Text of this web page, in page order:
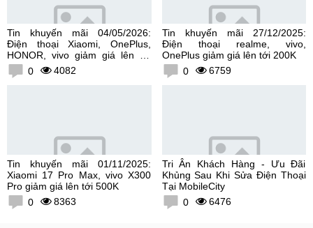
Tin khuyến mãi 04/05/2026:
Điện thoại Xiaomi, OnePlus,
HONOR, vivo giảm giá lên tới
300K0 4082
Tin khuyến mãi 27/12/2025:
Điện thoại realme, vivo,
OnePlus giảm giá lên tới 200K
0
6759
Tin khuyến mãi 01/11/2025:
Xiaomi 17 Pro Max, vivo X300
Pro giảm giá lên tới 500K
0
8363
Tri Ân Khách Hàng - Ưu Đãi
Khủng Sau Khi Sửa Điện Thoại
Tại MobileCity
0
6476